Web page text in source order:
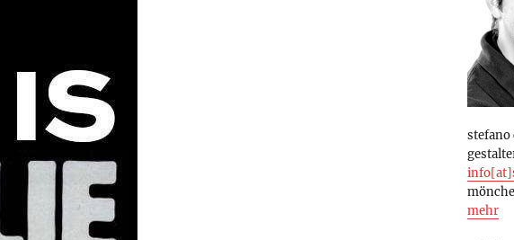
stefano
mehr